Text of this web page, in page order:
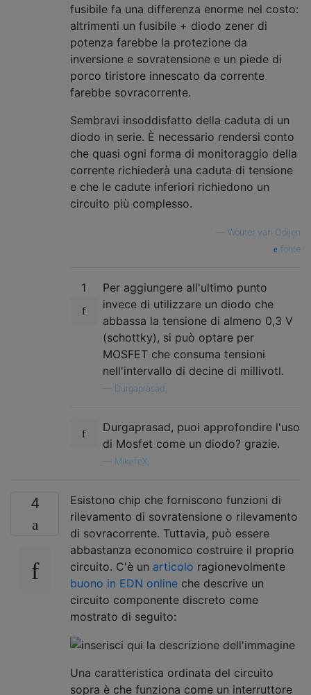
fusibile fa una differenza enorme nel costo:
altrimenti un fusibile + diodo zener di
potenza farebbe la protezione da
inversione e sovratensione e un piede di
porco tiristore innescato da corrente
farebbe sovracorrente.
Sembravi insoddisfatto della caduta di un
diodo in serie. È necessario rendersi conto
che quasi ogni forma di monitoraggio della
corrente richiederà una caduta di tensione
e che le cadute inferiori richiedono un
circuito più complesso.
Wouter van Ooijen
fonte
1
Per aggiungere all'ultimo punto
invece di utilizzare un diodo che
abbassa la tensione di almeno 0,3 V
(schottky), si può optare per
MOSFET che consuma tensioni
nell'intervallo di decine di millivotl.
Durgaprasad,
Durgaprasad, puoi approfondire l'uso
di Mosfet come un diodo? grazie.
MikeTeX,
4
Esistono chip che forniscono funzioni di
rilevamento di sovratensione o rilevamento
di sovracorrente. Tuttavia, può essere
abbastanza economico costruire il proprio
circuito. C'è un articolo ragionevolmente
buono in EDN online che descrive un
circuito componente discreto come
mostrato di seguito:
Una caratteristica ordinata del circuito
sopra è che funziona come un interruttore